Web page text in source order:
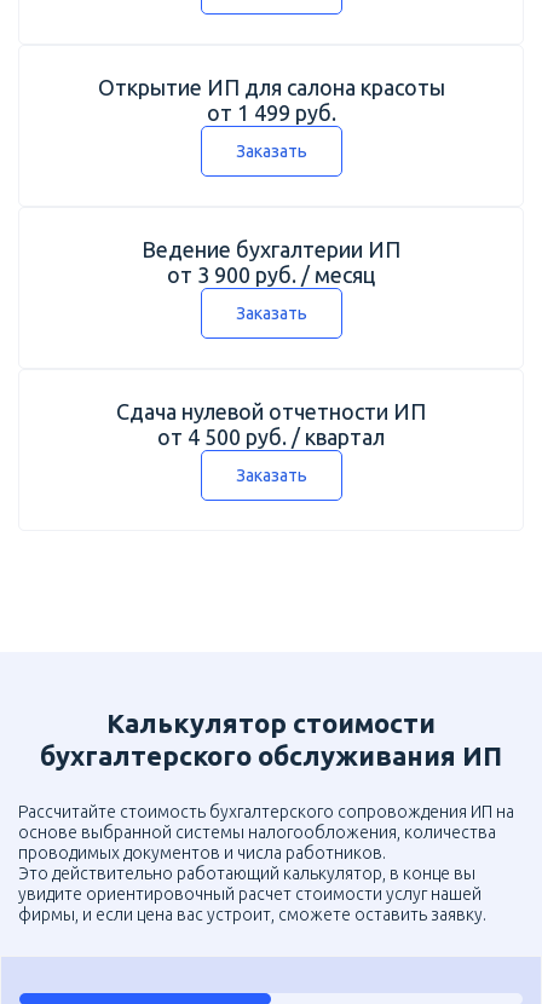
Открытие ИП для салона красоты
от 1 499 руб.
Заказать
Ведение бухгалтерии ИП
от 3 900 руб. / месяц
Заказать
Сдача нулевой отчетности ИП
от 4 500 руб. / квартал
Заказать
Калькулятор стоимости
бухгалтерского обслуживания ИП
Рассчитайте стоимость бухгалтерского сопровождения ИП на
основе выбранной системы налогообложения, количества
проводимых документов и числа работников.
Это действительно работающий калькулятор, в конце вы
увидите ориентировочный расчет стоимости услуг нашей
фирмы, и если цена вас устроит, сможете оставить заявку.